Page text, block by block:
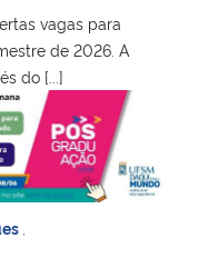
vagas para
de 2026. A
do [...]